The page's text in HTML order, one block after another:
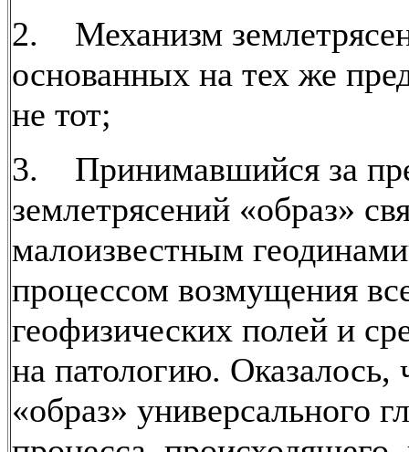
2. Механизм
основанных на тех же
не тот;
3. Принимавшийся за
землетрясений «образ»
малоизвестным
процессом возмущения
геофизических полей и
на патологию. Оказалось,
«образ» универсального